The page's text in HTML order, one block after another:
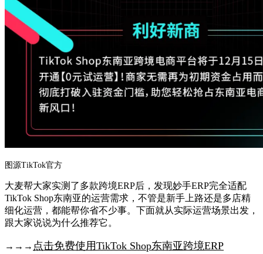
图源TikTok官方
大麦帮大家实测了多款跨境ERP后，发现妙手ERP完全适配
TikTok Shop东南亚的运营需求，不管是新手上路还是多店精
细化运营，都能帮你省不少事。下面就从实际运营场景出发，
跟大家说说为什么推荐它。
→ →→ 点击免费使用TikTok Shop东南亚跨境ERP